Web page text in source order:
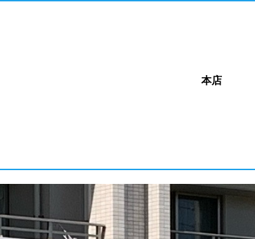
本店